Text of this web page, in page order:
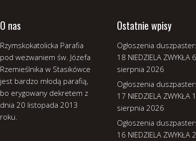
O nas
Rzymskokatolicka Parafia
pod wezwaniem św. Józefa
Rzemieślnika w Stasikówce
jest bardzo młodą parafią,
bo erygowany dekretem z
dnia 20 listopada 2013
roku.
Ostatnie wpisy
Ogłoszenia
18 NIEDZIELA ZWYKŁA 6
sierpnia 2026
Ogłoszenia
17 NIEDZIELA ZWYKŁA 1
sierpnia 2026
Ogłoszenia
16 NIEDZIELA ZWYKŁA